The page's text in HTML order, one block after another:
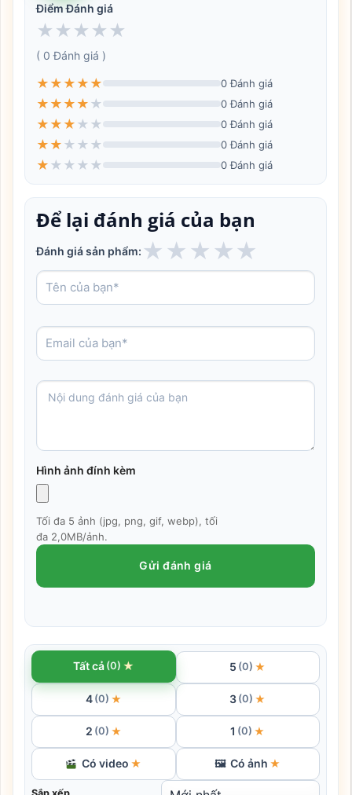
Điểm Đánh giá
★ ★ ★ ★ ★
( 0 Đánh giá )
★ ★ ★ ★ ★ 0 Đánh giá
★ ★ ★ ★ ★ 0 Đánh giá
★ ★ ★ ★ ★ 0 Đánh giá
★ ★ ★ ★ ★ 0 Đánh giá
★ ★ ★ ★ ★ 0 Đánh giá
Để lại đánh giá của bạn
Đánh giá sản phẩm: ★ ★ ★ ★★
Hình ảnh đính kèm
Tối đa 5 ảnh (jpg, png, gif, webp), tối
đa 2,0MB/ảnh.
Gửi đánh giá
Tất cả (0) ★ 5 (0) ★
4 (0) ★ 3 (0) ★
2 (0) ★ 1 (0) ★
Có video ★ 🖼 Có ảnh ★